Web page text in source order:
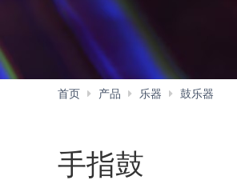
首页 产品 乐器 鼓乐器
手指鼓